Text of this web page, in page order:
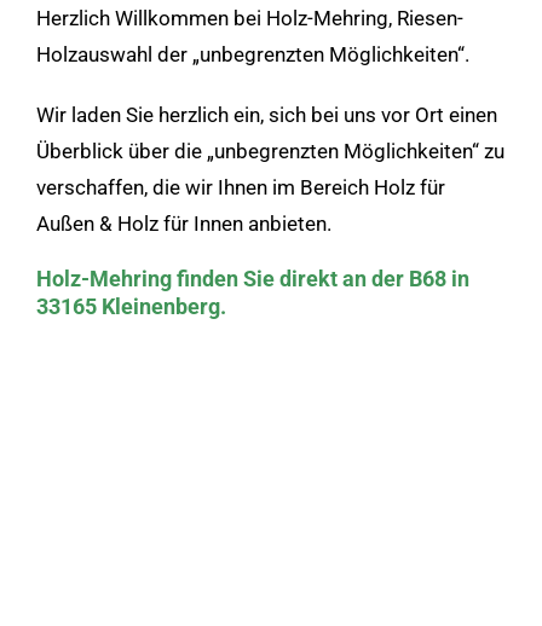
Herzlich Willkommen bei Holz-Mehring, Riesen-
Holzauswahl der „unbegrenzten Möglichkeiten“.
Wir laden Sie herzlich ein, sich bei uns vor Ort einen
Überblick über die „unbegrenzten Möglichkeiten“ zu
verschaffen, die wir Ihnen im Bereich Holz für
Außen & Holz für Innen anbieten.
Holz-Mehring finden Sie direkt an der B68 in
33165 Kleinenberg.